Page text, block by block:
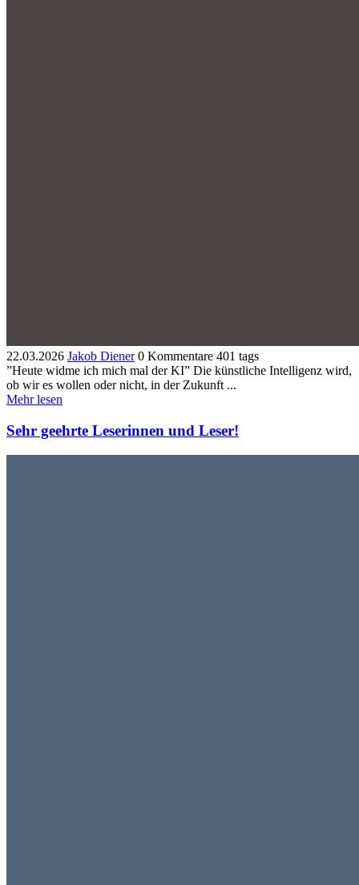
22.03.2026 Jakob Diener 0 Kommentare 401 tags
”Heute widme ich mich mal der KI” Die künstliche Intelligenz wird,
ob wir es wollen oder nicht, in der Zukunft ...
Mehr lesen
Sehr geehrte Leserinnen und Leser!